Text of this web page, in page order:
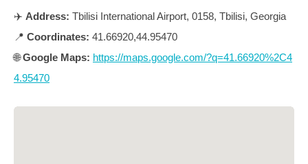
✈️ Address: Tbilisi International Airport, 0158, Tbilisi, Georgia
📍 Coordinates: 41.66920,44.95470
🌐Google Maps: https://maps.google.com/?q=41.66920%2C4
4.95470